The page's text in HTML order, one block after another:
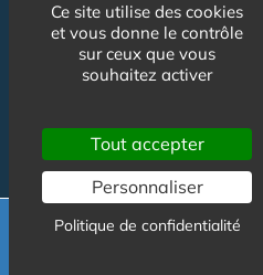
Suivez-nous
Contact
Newsletter
Publicité
Demande de
gratuit et sans
Ce site utilise des cookies
et vous donne le contrôle
sur ceux que vous
souhaitez activer
Tout accepter
Personnaliser
Politique de confidentialité